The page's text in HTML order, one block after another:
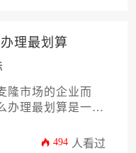
隆当地知识产权制
商标申请能有效避
建立坚实的法律
理最划算
隆市场的企业而
办理最划算是一个
析在喀麦隆进行番
494 人看过